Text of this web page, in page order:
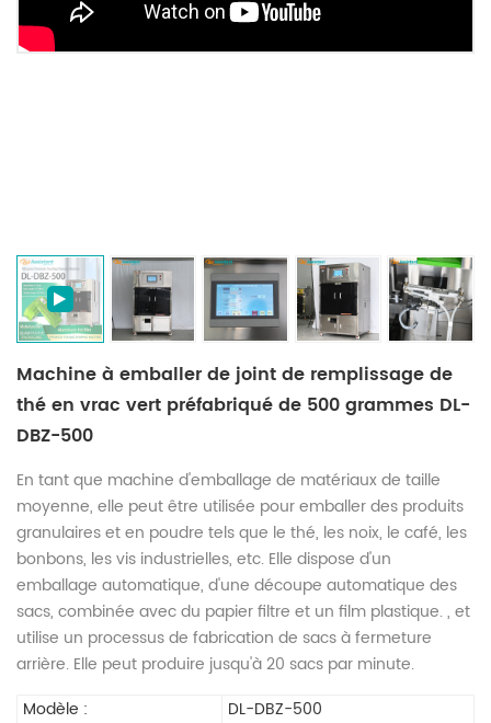
Machine à emballer de joint de remplissage de
thé en vrac vert préfabriqué de 500 grammes DL-
DBZ-500
En tant que machine d'emballage de matériaux de taille
moyenne, elle peut être utilisée pour emballer des produits
granulaires et en poudre tels que le thé, les noix, le café, les
bonbons, les vis industrielles, etc. Elle dispose d'un
emballage automatique, d'une découpe automatique des
sacs, combinée avec du papier filtre et un film plastique. , et
utilise un processus de fabrication de sacs à fermeture
arrière. Elle peut produire jusqu'à 20 sacs par minute.
Modèle :
DL-DBZ-500